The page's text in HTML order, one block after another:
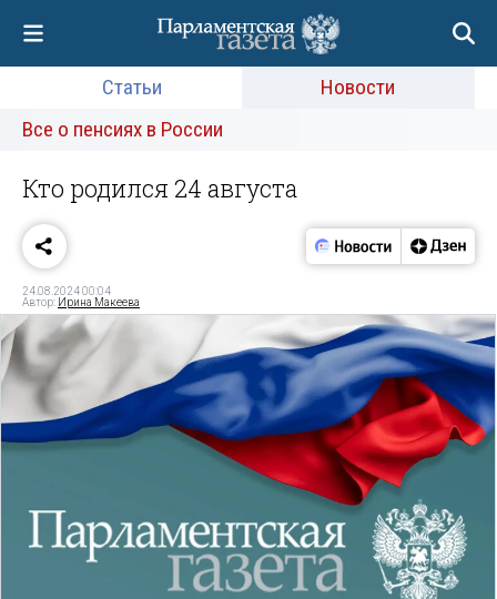
Статьи
Новости
Все о пенсиях в России
Кто родился 24 августа
24.08.2024 00:04
Автор: Ирина Макеева